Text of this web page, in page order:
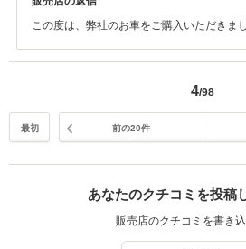
この度は、弊社のお車をご購入いただきま
でしっかりサポートしていきますので、宜
4/98
最初 前の20件
あなたのクチコミを投稿
販売店のクチコミを書き込